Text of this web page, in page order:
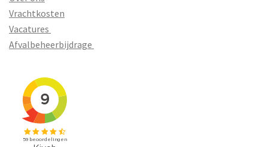
Vrachtkosten
Vacatures
Afvalbeheerbijdrage